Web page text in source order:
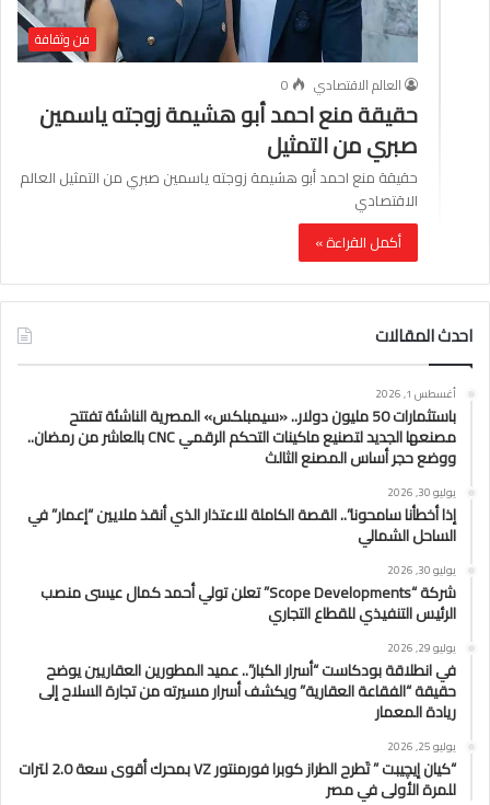
فن وثقافة
العالم الاقتصادي
0
حقيقة منع احمد أبو هشيمة زوجته ياسمين
صبري من التمثيل
حقيقة منع احمد أبو هشيمة زوجته ياسمين صبري من التمثيل العالم
الاقتصادي
أكمل القراءة »
احدث المقالات
أغسطس 1, 2026
باستثمارات 50 مليون دولار.. «سيمبلكس» المصرية الناشئة تفتتح
مصنعها الجديد لتصنيع ماكينات التحكم الرقمي CNC بالعاشر من رمضان..
ووضع حجر أساس المصنع الثالث
يوليو 30, 2026
إذا أخطأنا سامحونا”.. القصة الكاملة للاعتذار الذي أنقذ ملايين “إعمار” في
الساحل الشمالي
يوليو 30, 2026
شركة “Scope Developments” تعلن تولي أحمد كمال عيسى منصب
الرئيس التنفيذي للقطاع التجاري
يوليو 29, 2026
في انطلاقة بودكاست “أسرار الكبار”.. عميد المطورين العقاريين يوضح
حقيقة “الفقاعة العقارية” ويكشف أسرار مسيرته من تجارة السلاح إلى
ريادة المعمار
يوليو 25, 2026
“كيان إيچيبت ” تَطرح الطراز كوبرا فورمنتور VZ بمحرك أقوى سعة 2.0 لترات
للمرة الأولى في مصر